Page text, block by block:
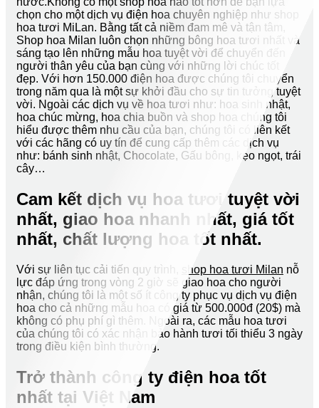
chọn cho một dịch vụ điện hoa chuyên nghiệp như shop
hoa tươi MiLan. Bằng tất cả niềm đam mê và tận tâm,
Shop hoa Milan luôn chọn những bông hoa tươi nhất và
sáng tạo lên những mẫu hoa tuyệt vời để chuyển đến
người thân yêu của bạn cùng với những lời chúc tốt
đẹp. Với hơn 150.000 điện hoa được chúng tôi chuyển
trong năm qua là một sự khởi đầu cho sự tin tưởng tuyệt
vời. Ngoài các dịch vụ về hoa tươi như: hoa sinh nhật,
hoa chúc mừng, hoa chia buồn và shop hoa chúng tôi
hiểu được thêm nhu cầu của bạn, chúng tôi có liên kết
với các hãng có uy tín để cung cấp thêm các dịch vụ
như: bánh sinh nhật, Chocolate, Gấu bông, kẹo ngọt, trái
cây…
Cam kết dịch vụ hoa tươi tuyệt vời
nhất, giao hoa nhanh nhất, giá tốt
nhất, chất lượng hoa tốt nhất.
Với sự liên tục cải tiến quy trình, shop hoa tươi Milan nỗ
lực đáp ứng trong vòng 2 giờ sẽ giao hoa cho người
nhận, chúng tôi là một số ít công ty phục vụ dịch vụ điện
hoa cho cả những mẫu hoa có giá từ 500.000đ (20$) mà
không có phụ phí gì thêm. Ngoài ra, các mẫu hoa tươi
của chúng tôi có xác nhận bảo hành tươi tối thiểu 3 ngày
trong điều kiện bình thường.
Trở thành công ty điện hoa tốt
nhất tại Việt Nam